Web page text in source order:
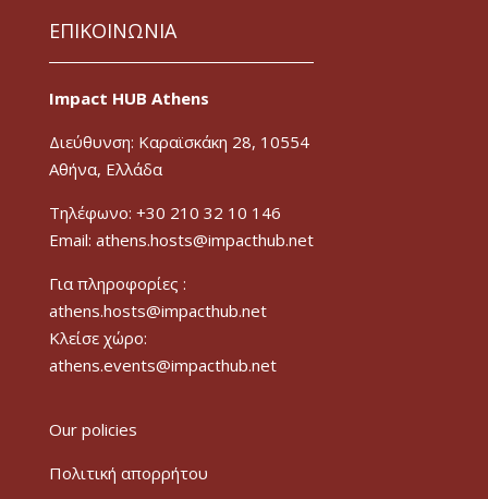
ΕΠΙΚΟΙΝΩΝΙΑ
Impact HUB Athens
Διεύθυνση: Καραϊσκάκη 28, 10554
Αθήνα, Ελλάδα
Τηλέφωνο: +30 210 32 10 146
Email: athens.hosts@impacthub.net
Για πληροφορίες :
athens.hosts@impacthub.net
Κλείσε χώρο:
athens.events@impacthub.net
Our policies
Πολιτική απορρήτου